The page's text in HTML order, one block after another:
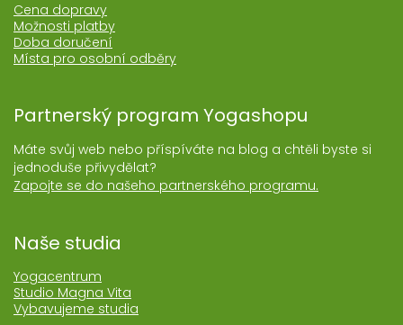
Cena dopravy
Možnosti platby
Doba doručení
Místa pro osobní odběry
Partnerský program Yogashopu
Máte svůj web nebo příspíváte na blog a chtěli byste si
jednoduše přivydělat?
Zapojte se do našeho partnerského programu.
Naše studia
Yogacentrum
Studio Magna Vita
Vybavujeme studia